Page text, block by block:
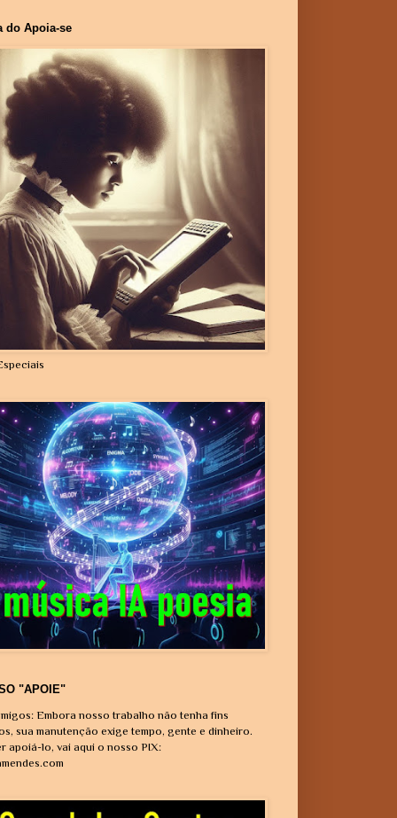
do Apoia-se
"APOIE"
Embora nosso trabalho não tenha fins
sua manutenção exige tempo, gente e dinheiro.
apoiá-lo, vai aqui o nosso PIX: